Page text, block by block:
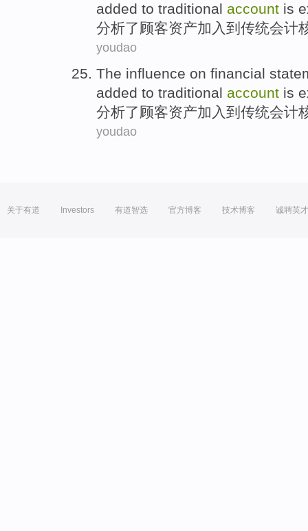
added to traditional account is
分析了顾客资产加入到 传统会计
youdao
The influence on financial
added to traditional account is
分析了顾客资产加入到 传统会计
youdao
关于有道 Investors 有道智选 官方博客 技术博客 诚聘英才